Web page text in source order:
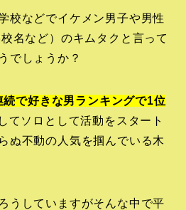
校などでイケメン男子や男性
名など）のキムタクと言って
でしょうか？
続で好きな男ランキングで1位
てソロとして活動をスタート
ぬ不動の人気を掴んでいる木
うしていますがそんな中で平